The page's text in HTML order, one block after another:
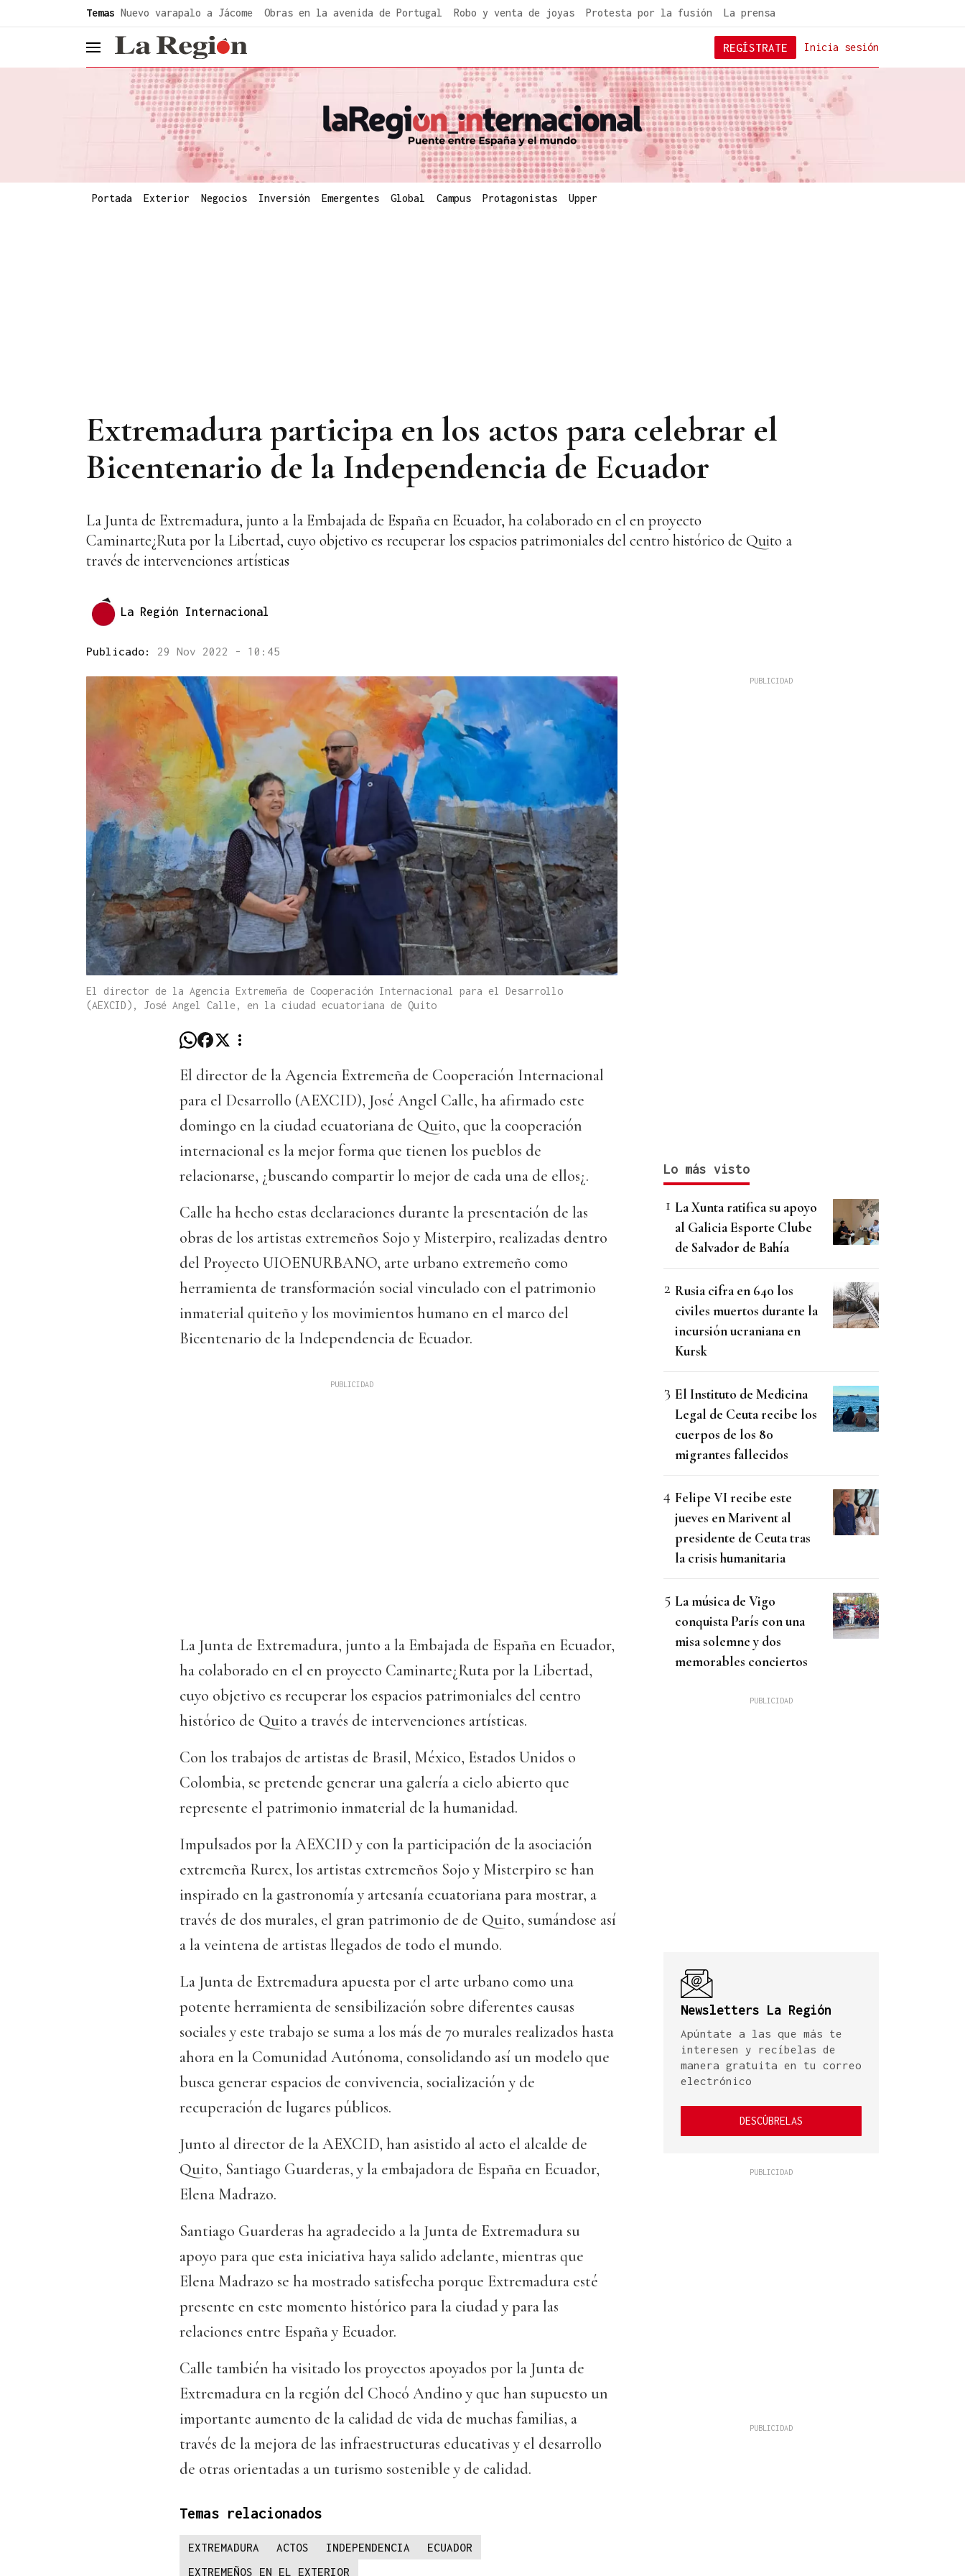
Temas Nuevo varapalo a Jácome Obras en la avenida de Portugal Robo y venta de joyas Protesta por la fusión La prensa
header.menu.open Inicia sesión
REGÍSTRATE
Portada Exterior Negocios Inversión Emergentes Global Campus Protagonistas Upper
Extremadura participa en los actos para celebrar el
Bicentenario de la Independencia de Ecuador
La Junta de Extremadura, junto a la Embajada de España en Ecuador, ha colaborado en el en proyecto
Caminarte¿Ruta por la Libertad, cuyo objetivo es recuperar los espacios patrimoniales del centro histórico de Quito a
través de intervenciones artísticas
La Región Internacional
Publicado: 29 Nov 2022 - 10:45
El director de la Agencia Extremeña de Cooperación Internacional para el Desarrollo
(AEXCID), José Angel Calle, en la ciudad ecuatoriana de Quito
El director de la Agencia Extremeña de Cooperación Internacional
para el Desarrollo (AEXCID), José Angel Calle, ha afirmado este
domingo en la ciudad ecuatoriana de Quito, que la cooperación
internacional es la mejor forma que tienen los pueblos de
relacionarse, ¿buscando compartir lo mejor de cada una de ellos¿.
Calle ha hecho estas declaraciones durante la presentación de las
obras de los artistas extremeños Sojo y Misterpiro, realizadas dentro
del Proyecto UIOENURBANO, arte urbano extremeño como
herramienta de transformación social vinculado con el patrimonio
inmaterial quiteño y los movimientos humano en el marco del
Bicentenario de la Independencia de Ecuador.
La Junta de Extremadura, junto a la Embajada de España en Ecuador,
ha colaborado en el en proyecto Caminarte¿Ruta por la Libertad,
cuyo objetivo es recuperar los espacios patrimoniales del centro
histórico de Quito a través de intervenciones artísticas.
Con los trabajos de artistas de Brasil, México, Estados Unidos o
Colombia, se pretende generar una galería a cielo abierto que
represente el patrimonio inmaterial de la humanidad.
Impulsados por la AEXCID y con la participación de la asociación
extremeña Rurex, los artistas extremeños Sojo y Misterpiro se han
inspirado en la gastronomía y artesanía ecuatoriana para mostrar, a
través de dos murales, el gran patrimonio de de Quito, sumándose así
a la veintena de artistas llegados de todo el mundo.
La Junta de Extremadura apuesta por el arte urbano como una
potente herramienta de sensibilización sobre diferentes causas
sociales y este trabajo se suma a los más de 70 murales realizados hasta
ahora en la Comunidad Autónoma, consolidando así un modelo que
busca generar espacios de convivencia, socialización y de
recuperación de lugares públicos.
Junto al director de la AEXCID, han asistido al acto el alcalde de
Quito, Santiago Guarderas, y la embajadora de España en Ecuador,
Elena Madrazo.
Santiago Guarderas ha agradecido a la Junta de Extremadura su
apoyo para que esta iniciativa haya salido adelante, mientras que
Elena Madrazo se ha mostrado satisfecha porque Extremadura esté
presente en este momento histórico para la ciudad y para las
relaciones entre España y Ecuador.
Calle también ha visitado los proyectos apoyados por la Junta de
Extremadura en la región del Chocó Andino y que han supuesto un
importante aumento de la calidad de vida de muchas familias, a
través de la mejora de las infraestructuras educativas y el desarrollo
de otras orientadas a un turismo sostenible y de calidad.
Temas relacionados
EXTREMADURA ACTOS INDEPENDENCIA
ECUADOR
EXTREMEÑOS EN EL EXTERIOR
Lo más visto
La Xunta ratifica su apoyo
al Galicia Esporte Clube
de Salvador de Bahía
Rusia cifra en 640 los
civiles muertos durante la
incursión ucraniana en
Kursk
El Instituto de Medicina
Legal de Ceuta recibe los
cuerpos de los 80
migrantes fallecidos
Felipe VI recibe este
jueves en Marivent al
presidente de Ceuta tras
la crisis humanitaria
La música de Vigo
conquista París con una
misa solemne y dos
memorables conciertos
Newsletters La Región
Apúntate a las que más te
interesen y recíbelas de
manera gratuita en tu correo
electrónico
DESCÚBRELAS